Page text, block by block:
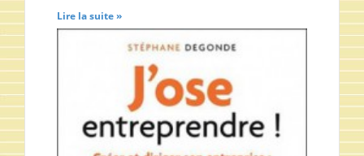
Lire la suite »